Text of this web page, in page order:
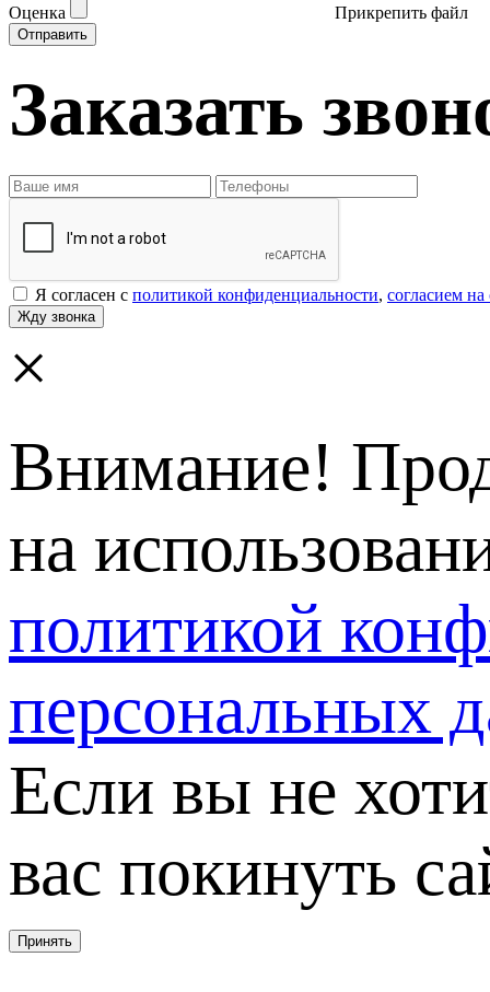
Оценка Прикрепить файл
Заказать
Я согласен с политикой конфиденциальности, согласием
×
Внимание!
на
политикой
персональных
Если вы не
вас покинуть
Принять